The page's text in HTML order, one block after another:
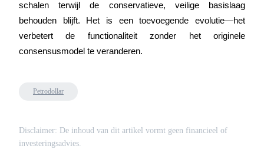
Share 500000 CASHCAT prize pool
schalen terwijl de conservatieve, veilige basislaag
behouden blijft. Het is een toevoegende evolutie—het
verbetert de functionaliteit zonder het originele
consensusmodel te veranderen.
Petrodollar
Disclaimer: De inhoud van dit artikel vormt geen financieel of
investeringsadvies.